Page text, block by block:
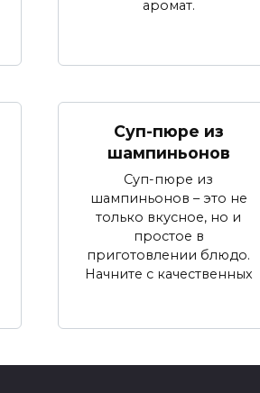
аромат.
Суп-пюре из
шампиньонов
Суп-пюре из
шампиньонов – это не
только вкусное, но и
простое в
приготовлении блюдо.
Начните с качественных